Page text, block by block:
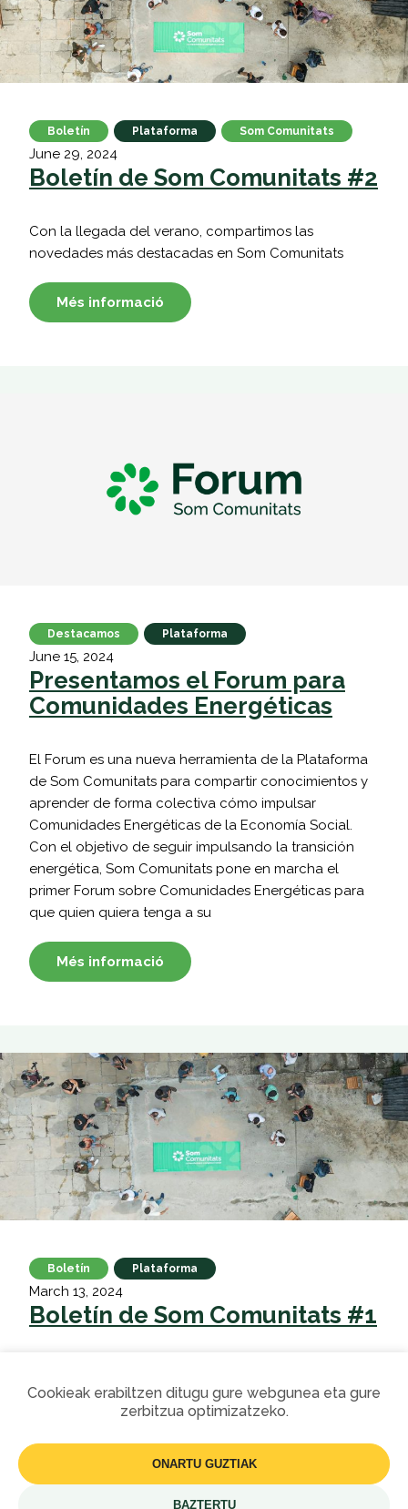
Cookieak erabiltzen ditugu gure webgunea eta gure
zerbitzua optimizatzeko.
ONARTU GUZTIAK
BAZTERTU
Boletín Plataforma Som Comunitats
June 29, 2024
Boletín de Som Comunitats #2
Con la llegada del verano, compartimos las
novedades más destacadas en Som Comunitats
Més informació
Destacamos Plataforma
June 15, 2024
Presentamos el Forum para
Comunidades Energéticas
El Forum es una nueva herramienta de la Plataforma
de Som Comunitats para compartir conocimientos y
aprender de forma colectiva cómo impulsar
Comunidades Energéticas de la Economía Social.
Con el objetivo de seguir impulsando la transición
energética, Som Comunitats pone en marcha el
primer Forum sobre Comunidades Energéticas para
que quien quiera tenga a su
Més informació
Boletín Plataforma
March 13, 2024
Boletín de Som Comunitats #1
novedades más destacadas en Som Comunitats.
Més informació